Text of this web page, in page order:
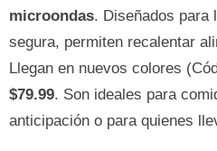
microondas. Diseñados para
segura, permiten recalentar
Llegan en nuevos colores
$79.99. Son ideales para
anticipación o para quienes